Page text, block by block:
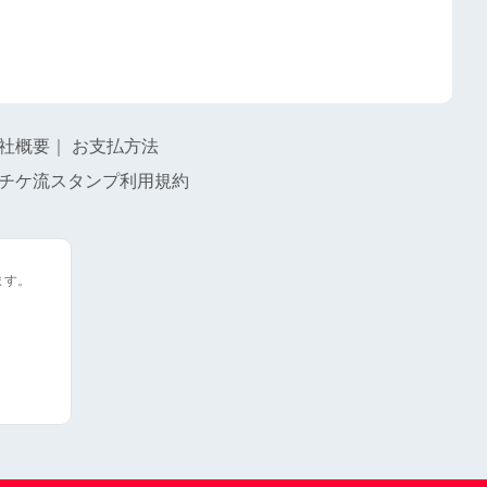
概要
お支払方法
ケ流スタンプ利用規約
。